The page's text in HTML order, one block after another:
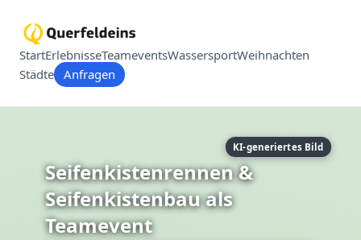
StartErlebnisseTeameventsWassersportWeihnachten
Städte Anfragen
KI-generiertes Bild
Seifenkistenrennen &
Seifenkistenbau als
Teamevent